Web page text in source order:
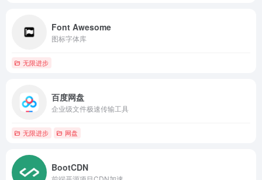
Font Awesome
图标字体库
无限进步
百度网盘
企业级文件极速传输工具
无限进步 网盘
BootCDN